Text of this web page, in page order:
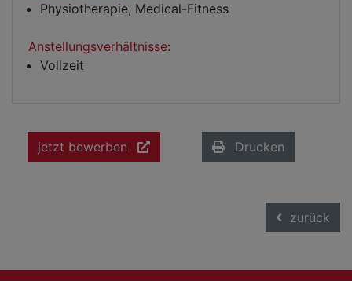
Physiotherapie, Medical-Fitness
Anstellungsverhältnisse:
Vollzeit
jetzt bewerben Drucken
zurück